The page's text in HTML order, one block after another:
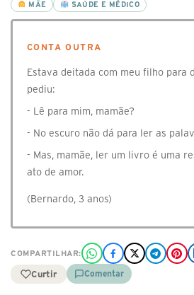
MÃE SAÚDE E MÉDICO
CONTA OUTRA
Estava deitada com meu filho para
pediu:
- Lê para mim, mamãe?
- No escuro não dá para ler as
- Mas, mamãe, ler um livro é uma
ato de amor.
(Bernardo, 3 anos)
COMPARTILHAR:
Curtir Comentar